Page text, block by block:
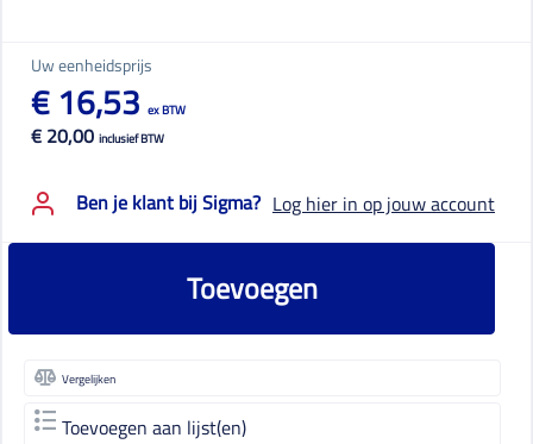
Uw eenheidsprijs
€ 20,00 inclusief BTW
€ 16,53 ex BTW
Ben je klant bij Sigma? Log hier in op jouw account
Toevoegen
Vergelijken
Toevoegen aan lijst(en)